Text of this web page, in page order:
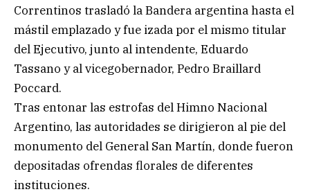
Correntinos trasladó la Bandera argentina hasta el
mástil emplazado y fue izada por el mismo titular
del Ejecutivo, junto al intendente, Eduardo
Tassano y al vicegobernador, Pedro Braillard
Poccard.
Tras entonar las estrofas del Himno Nacional
Argentino, las autoridades se dirigieron al pie del
monumento del General San Martín, donde fueron
depositadas ofrendas florales de diferentes
instituciones.